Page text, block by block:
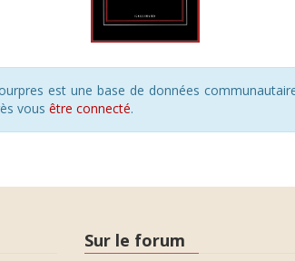
est une base de données
vous être connecté.
Sur le forum